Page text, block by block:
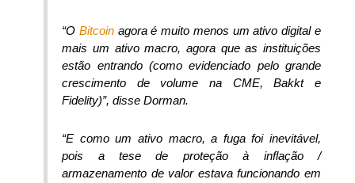
“O Bitcoinagora é muito menos um ativo digital e
mais um ativo macro, agora que as instituições
estão entrando (como evidenciado pelo grande
crescimento de volume na CME, Bakkt e
Fidelity)”, disse Dorman.
“E como um ativo macro, a fuga foi inevitável,
pois a tese de proteção à inflação /
armazenamento de valor estava funcionando em